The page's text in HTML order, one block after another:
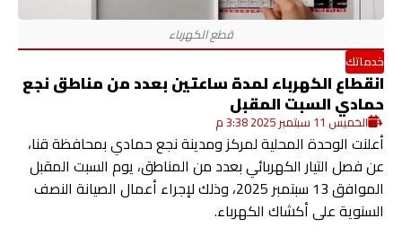
خدماتك
انقطاع الكهرباء لمدة ساعتين بعدد من مناطق نجع
حمادي السبت المقبل
الخميس 11 سبتمبر 2025 3:38 م
أعلنت الوحدة المحلية لمركز ومدينة نجع حمادي بمحافظة قنا،
عن فصل التيار الكهربائي بعدد من المناطق، يوم السبت المقبل
الموافق 13 سبتمبر 2025، وذلك لإجراء أعمال الصيانة النصف
السنوية على أكشاك الكهرباء.